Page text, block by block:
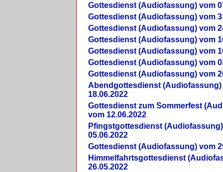
Gottesdienst (Audiofassung) vom
Gottesdienst (Audiofassung) vom
Gottesdienst (Audiofassung) vom
Gottesdienst (Audiofassung) vom
Gottesdienst (Audiofassung) vom
Gottesdienst (Audiofassung) vom
Gottesdienst (Audiofassung) vom
Abendgottesdienst (Audiofassung)
18.06.2022
Gottesdienst zum Sommerfest
vom 12.06.2022
Pfingstgottesdienst
05.06.2022
Gottesdienst (Audiofassung) vom
Himmelfahrtsgottesdienst
26.05.2022